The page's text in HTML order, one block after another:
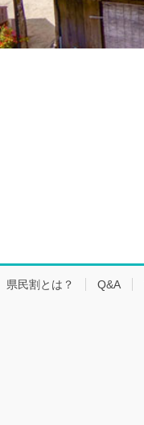
県民割とは？ Q&A